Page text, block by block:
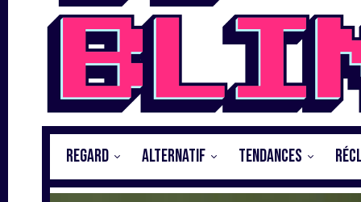
REGARD ALTERNATIF TENDANCES